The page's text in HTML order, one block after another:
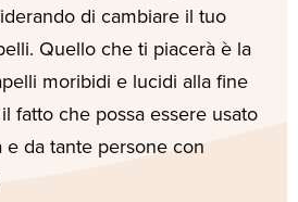
di cambiare il tuo
Quello che ti piacerà è la
moribidi e lucidi alla fine
fatto che possa essere usato
e da tante persone con